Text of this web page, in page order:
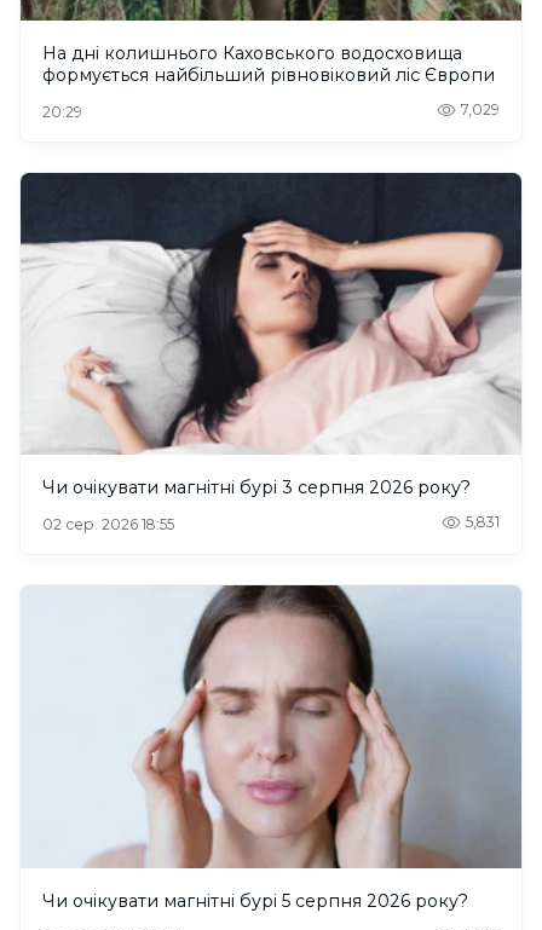
На дні колишнього Каховського водосховища
формується найбільший рівновіковий ліс Європи
20:29 7,029
Чи очікувати магнітні бурі 3 серпня 2026 року?
02 сер. 2026 18:55 5,831
Чи очікувати магнітні бурі 5 серпня 2026 року?